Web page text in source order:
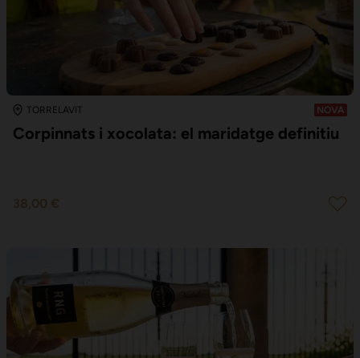
TORRELAVIT NOVA
Corpinnats i xocolata: el maridatge definitiu